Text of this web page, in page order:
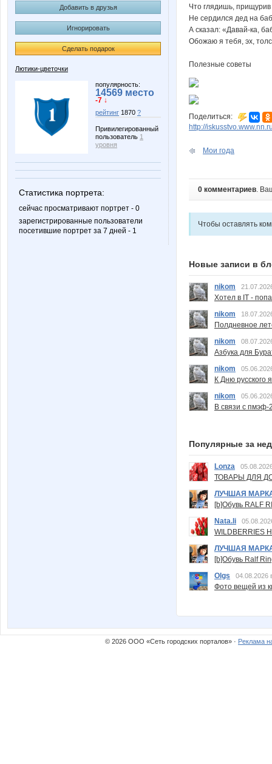
Добавить в друзья
Игнорировать
Сделать подарок
Лютики-цветочки
популярность:
14569 место
-7 ↓
рейтинг 1870 ?
Привилегированный
пользователь 1
уровня
Статистика портрета:
сейчас просматривают портрет - 0
зарегистрированные пользователи
посетившие портрет за 7 дней - 1
Что глядишь,
Не сердился дед на
А сказал: «Давай-ка,
Обожаю я тебя, эх,
Полезные советы
Поделиться:
http://
Мои года
0 комментариев.
Чтобы оставлять
Новые записи в
nikom
Хотел в IT -
nikom
Полдневное
nikom
Азбука для
nikom
К Дню русского
nikom
В связи с пмэф-
Популярные за
Lonza
ТОВАРЫ ДЛЯ
ЛУЧШАЯ
[b]Обувь RALF
Nata.li
ЛУЧШАЯ
[b]Обувь Ralf
Olgs
04.08.2026
Фото вещей из
© 2026 ООО «Сеть городских порталов» · Реклама